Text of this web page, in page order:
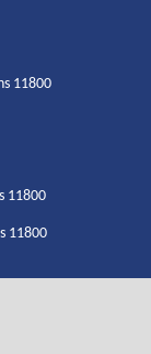
11800
11800
11800